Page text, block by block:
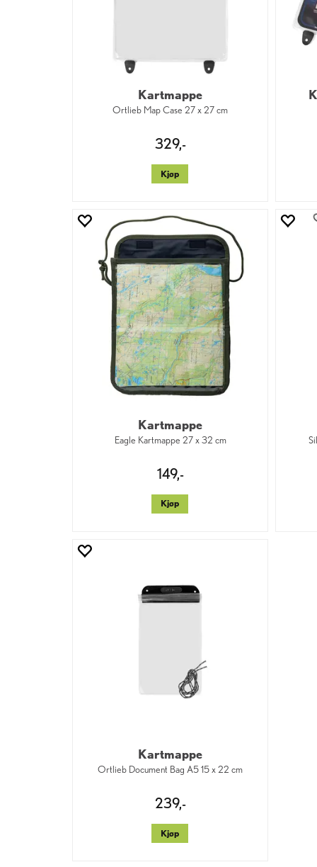
Kartmappe
Ortlieb Map Case 27 x 27 cm
329,-
Kjøp
Kartmappe
Eagle Kartmappe 27 x 32 cm
149,-
Kjøp
Kartmappe
Ortlieb Document Bag A5 15 x 22 cm
239,-
Kjøp